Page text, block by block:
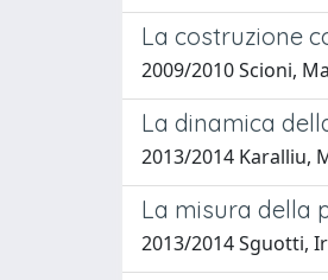
La costruzione
2009/2010 Scioni,
La dinamica
2013/2014 Karalliu,
La misura della
2013/2014 Sguotti,